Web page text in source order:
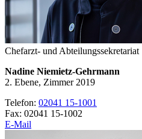
Chefarzt- und Abteilungssekretariat
Nadine Niemietz-Gehrmann
2. Ebene, Zimmer 2019
Telefon: 02041 15-1001
Fax: 02041 15-1002
E-Mail